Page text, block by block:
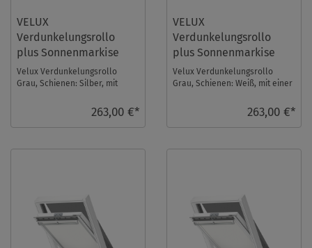
VELUX
Verdunkelungsrollo
plus Sonnenmarkise
DOP UK08 0705S
Velux Verdunkelungsrollo
Grau, Schienen: Silber, mit
Fenstergröße: UK0 ...263,00 €*
VELUX
Verdunkelungsrollo
plus Sonnenmarkise
DOP UK08 0705SWL
Velux Verdunkelungsrollo
Grau, Schienen: Weiß, mit einer
Fenstergröße: UK08 ...263,00 €*